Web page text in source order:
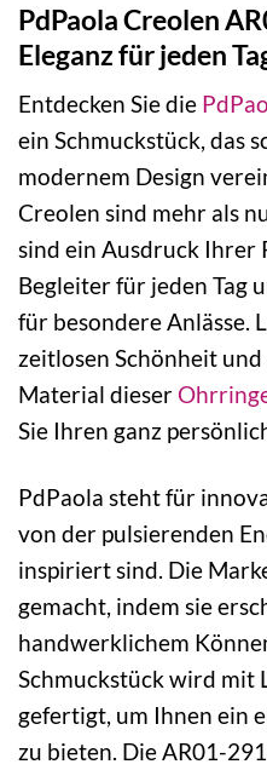
PdPaola Creolen
Eleganz für jeden
Entdecken Sie die
ein Schmuckstück, das
modernem Design
Creolen sind mehr als
sind ein Ausdruck Ihrer
Begleiter für jeden Tag
für besondere Anlässe.
zeitlosen Schönheit
Material dieser
Sie Ihren ganz
PdPaola steht für
von der pulsierenden
inspiriert sind. Die
gemacht, indem sie
handwerklichem
Schmuckstück wird mit
gefertigt, um Ihnen ein
zu bieten. Die AR01-